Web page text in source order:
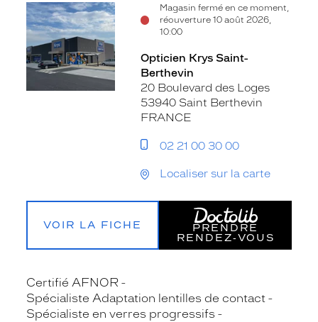
Magasin fermé en ce moment,
réouverture 10 août 2026,
10:00
Voir
la
fiche
Opticien Krys Saint-
Berthevin
20 Boulevard des Loges
53940 Saint Berthevin
FRANCE
02 21 00 30 00
Localiser sur la carte
VOIR LA FICHE
PRENDRE
RENDEZ‑VOUS
Certifié AFNOR
Spécialiste Adaptation lentilles de contact
Spécialiste en verres progressifs